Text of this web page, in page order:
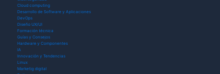
Cloud computing
Desarrollo de Software y Aplicaciones
DevOps
Diseño UX/UI
Formación técnica
Guías y Consejos
Hardware y Componentes
IA
Innovación y Tendencias
Linux
Marketig digital